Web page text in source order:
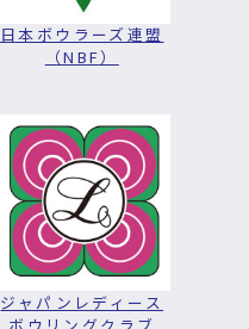
日本ボウラーズ連盟
（NBF）
ジャパンレディース